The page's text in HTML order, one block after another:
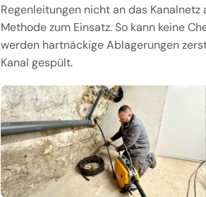
Regenleitungen nicht an das
Methode zum Einsatz. So kann keine
werden hartnäckige Ablagerungen
Kanal gespült.